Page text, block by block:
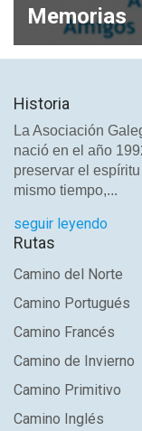
Memorias
Historia
La Asociación
nació en el año
preservar el
mismo tiempo,...
seguir leyendo
Rutas
Camino del Norte
Camino Portugués
Camino Francés
Camino de Invierno
Camino Primitivo
Camino Inglés